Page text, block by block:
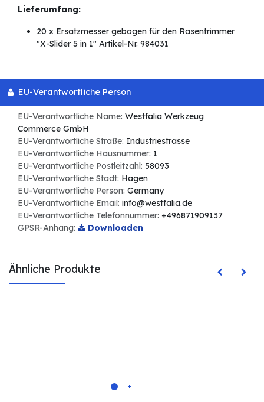
Lieferumfang:
20 x Ersatzmesser gebogen für den Rasentrimmer
"X-Slider 5 in 1" Artikel-Nr. 984031
EU-Verantwortliche Person
EU-Verantwortliche Name: Westfalia Werkzeug
Commerce GmbH
EU-Verantwortliche Straße: Industriestrasse
EU-Verantwortliche Hausnummer: 1
EU-Verantwortliche Postleitzahl: 58093
EU-Verantwortliche Stadt: Hagen
EU-Verantwortliche Person: Germany
EU-Verantwortliche Email: info@westfalia.de
EU-Verantwortliche Telefonnummer: +496871909137
GPSR-Anhang:
Downloaden
Ähnliche Produkte